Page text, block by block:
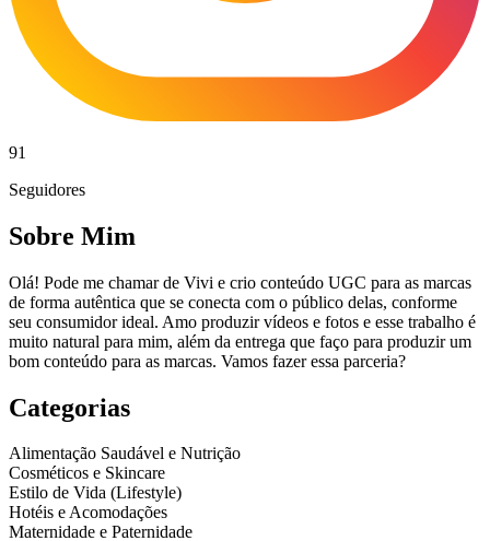
91
Seguidores
Sobre Mim
Olá! Pode me chamar de Vivi e crio conteúdo UGC para as marcas
de forma autêntica que se conecta com o público delas, conforme
seu consumidor ideal. Amo produzir vídeos e fotos e esse trabalho é
muito natural para mim, além da entrega que faço para produzir um
bom conteúdo para as marcas. Vamos fazer essa parceria?
Categorias
Alimentação Saudável e Nutrição
Cosméticos e Skincare
Estilo de Vida (Lifestyle)
Hotéis e Acomodações
Maternidade e Paternidade